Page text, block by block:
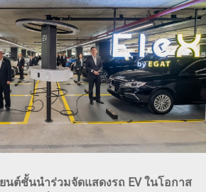
นต์ชั้นนำร่วมจัดแสดงรถ EV ในโอกาส